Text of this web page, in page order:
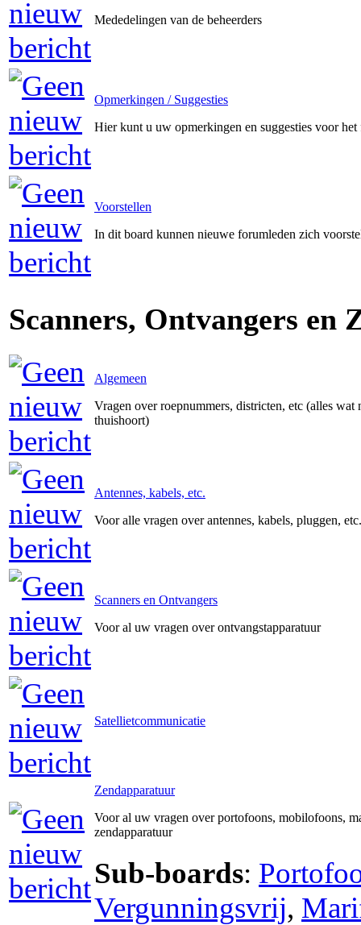
Mededelingen van de beheerders
Opmerkingen / Suggesties
Hier kunt u uw opmerkingen en suggesties voor
Voorstellen
In dit board kunnen nieuwe forumleden zich
Scanners, Ontvangers en
Algemeen
Vragen over roepnummers, districten, etc (alles wat
thuishoort)
Antennes, kabels, etc.
Voor alle vragen over antennes, kabels, pluggen, etc.
Scanners en Ontvangers
Voor al uw vragen over ontvangstapparatuur
Satellietcommunicatie
Zendapparatuur
Voor al uw vragen over portofoons, mobilofoons,
zendapparatuur
Sub-boards:
Vergunningsvrij,